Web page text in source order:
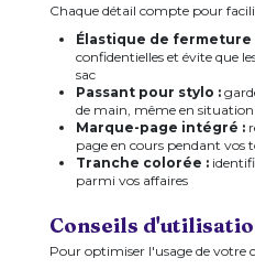
Chaque détail compte pour
Élastique de fermeture
confidentielles et évite que
sac
Passant pour stylo :
de main, même en
Marque-page intégré :
page en cours pendant vos
Tranche colorée :
parmi vos affaires
Conseils
Pour optimiser l'usage de votre